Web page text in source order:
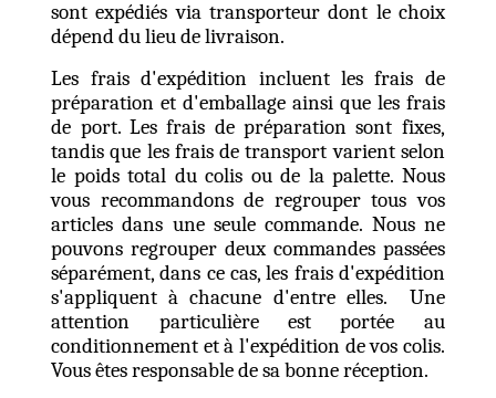
sont expédiés via transporteur dont le choix
dépend du lieu de livraison.
Les frais d'expédition incluent les frais de
préparation et d'emballage ainsi que les frais
de port. Les frais de préparation sont fixes,
tandis que les frais de transport varient selon
le poids total du colis ou de la palette. Nous
vous recommandons de regrouper tous vos
articles dans une seule commande. Nous ne
pouvons regrouper deux commandes passées
séparément, dans ce cas, les frais d'expédition
s'appliquent à chacune d'entre elles. Une
attention particulière est portée au
conditionnement et à l'expédition de vos colis.
Vous êtes responsable de sa bonne réception.